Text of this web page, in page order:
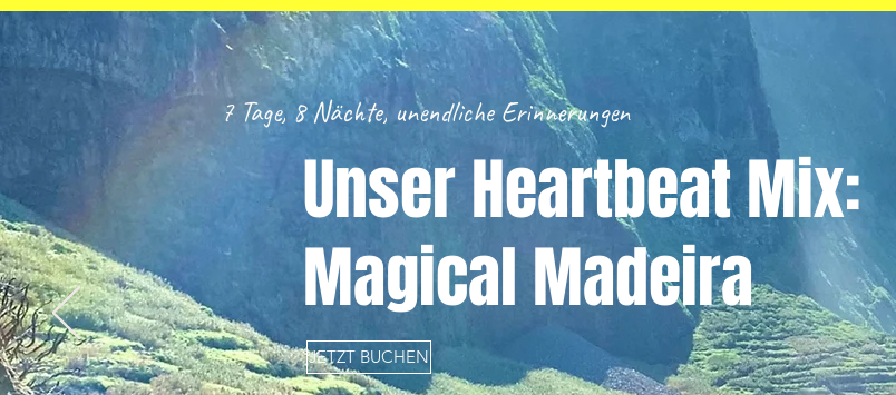
7 Tage, 8 Nächte, unendliche Erinnerungen
Unser Heartbeat Mix:
Magical Madeira
JETZT BUCHEN